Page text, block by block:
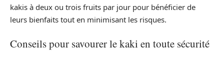
kakis à deux ou trois fruits par jour pour bénéficier de
leurs bienfaits tout en minimisant les risques.
Conseils pour savourer le kaki en toute sécurité